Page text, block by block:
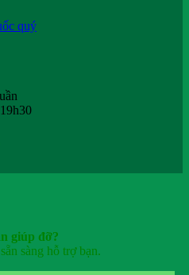
quý
giúp đỡ?
sàng hỗ trợ bạn.